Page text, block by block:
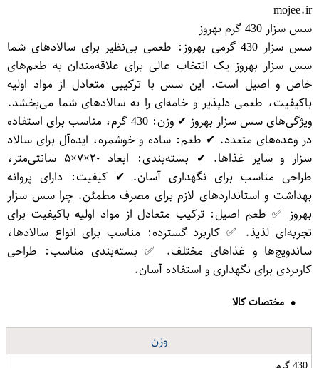
mojee.ir
سس سزار 430 گرم بهروز
سس سزار 430 گرمی بهروز: طعمی بی‌نظیر برای سالادهای شما
سس سزار بهروز یک انتخاب عالی برای علاقه‌مندان به طعم‌های
خاص و اصیل است. این سس با ترکیبی متعادل از مواد اولیه
باکیفیت، طعمی دلپذیر و خامه‌ای را به سالادهای شما می‌بخشد.
ویژگی‌های سس سزار بهروز ✔ وزن: 430 گرم، مناسب برای استفاده
در وعده‌های متعدد. ✔ طعم: ساده و خوشمزه، ایده‌آل برای سالاد
سزار و سایر غذاها. ✔ بسته‌بندی: ابعاد ۲۰×۷×۵ سانتی‌متر،
طراحی مناسب برای نگهداری آسان. ✔ کیفیت: دارای پروانه
بهداشت و استانداردهای لازم برای مصرف مطمئن. چرا سس سزار
بهروز ✅ طعم اصیل: ترکیب متعادل از مواد اولیه باکیفیت برای
تجربه‌ای لذیذ. ✅ کاربرد گسترده: مناسب برای انواع سالادها،
ساندویچ‌ها و غذاهای مختلف. ✅ بسته‌بندی مناسب: طراحی
کاربردی برای نگهداری و استفاده آسان.
مختصات کالا
وزن